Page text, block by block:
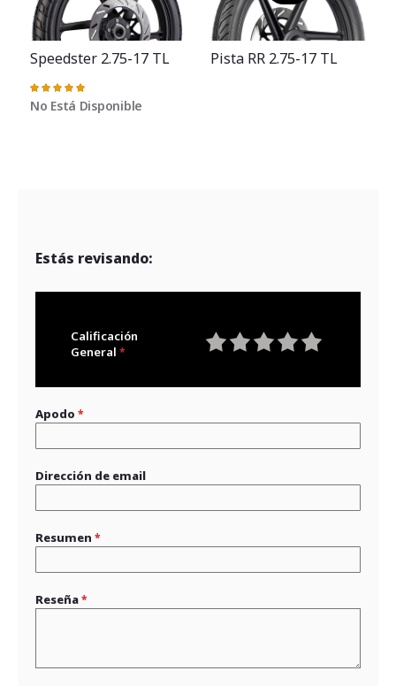
Speedster 2.75-17 TL
Valoración:
100%
No Está Disponible
Pista RR 2.75-17 TL
Estás revisando:
Calificación
General
Apodo
Dirección de email
Resumen
Reseña